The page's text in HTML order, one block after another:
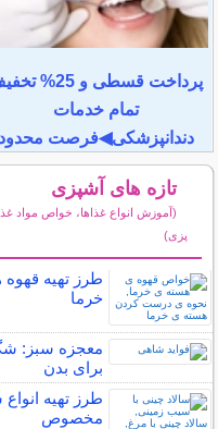
پرداخت قسطی و 25%
تمام خدمات
دندانپزشکی◀فرصت محدود
تازه های آشپزی
(آموزش انواع غذاها، خواص مواد
پزی)
طرز تهیه
خرما
معجزه سبز:
برای بدن
طرز تهیه
مخصوص